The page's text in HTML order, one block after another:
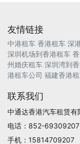
友情链接
中港租车 香港租车 深
深圳机场到香港租车
州婚庆租车 深圳湾到
港租车公司 福建香港
联系我们
中通达香港汽车租赁有
电话：852-69309207
手机：15814709207